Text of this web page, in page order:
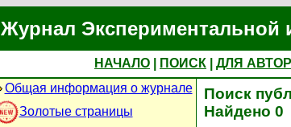
Журнал Экспериментальной
НАЧАЛО ПОИСК ДЛЯ
Общая информация о журнале
Золотые страницы
Поиск
Найдено 0